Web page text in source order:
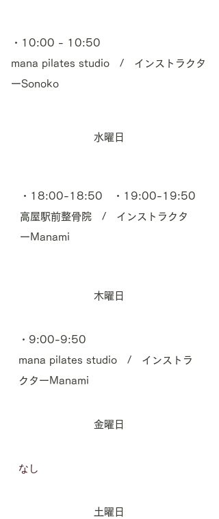
・10:00 - 10:50
mana pilates studio / インストラクタ
ーSonoko
水曜日
・18:00-18:50 ・19:00-19:50
​高屋駅前整骨院 / インストラクタ
ーManami
木曜日
・9:00-9:50
mana pilates studio / インストラ
クターManami
金曜日
​なし
土曜日